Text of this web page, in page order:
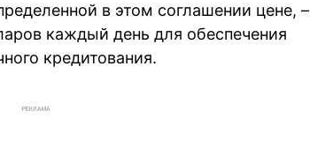
в этом соглашении цене, –
каждый день для обеспечения
кредитования.
РЕКЛАМА